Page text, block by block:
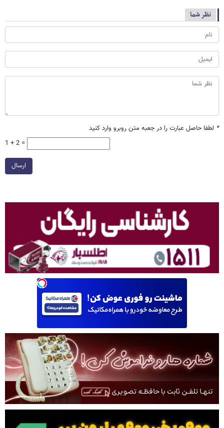
نظر شما
* لطفا حاصل عبارت را در جعبه متن روبرو وارد کنید
1 + 2 =
ارسال